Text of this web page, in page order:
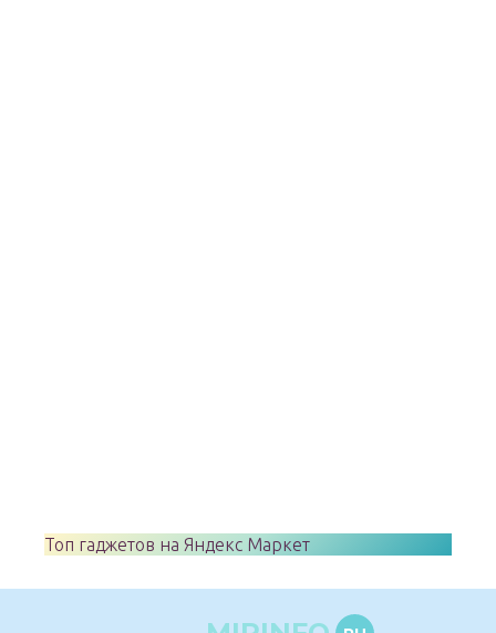
Топ гаджетов на Яндекс Маркет